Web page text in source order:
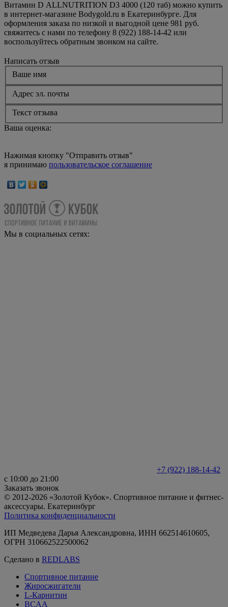
Витамин D ALLNUTRITION D3 4000 (120 таб) можно купить
в интернет-магазине Bodygold.ru в Екатеринбурге. Для
оформления заказа по низкой и выгодной цене 981 руб.
свяжитесь с нами по телефону 8 (922) 188-14-42 или
воспользуйтесь обратным звонком на сайте.
Написать отзыв
Ваше имя
Адрес эл. почты
Текст отзыва
Ваша оценка:
Нажимая кнопку "Отправить отзыв"
я принимаю пользовательское соглашение
Мы в социальных сетях:
+7 (922) 188-14-42
с 10:00 до 21:00
Заказать звонок
© 2012-2026 «Золотой Кубок». Спортивное питание и фитнес-
аксессуары. Екатеринбург
Политика конфиденциальности
ИП Медведева Дарья Александровна, ИНН 662514610605,
ОГРН 310662522500062
Сделано в REDLABS
Спортивное питание
Жиросжигатели
L-Карнитин
BCAA